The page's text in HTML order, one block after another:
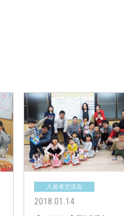
入居者交流会
2018.01.14